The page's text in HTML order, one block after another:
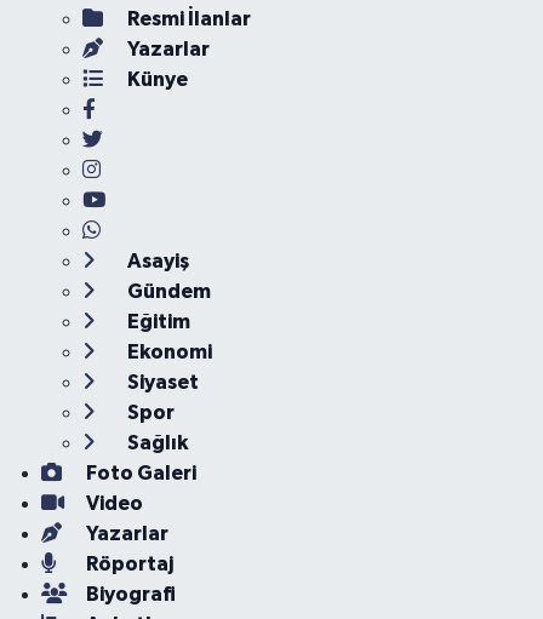
Resmi İlanlar
Yazarlar
Künye
Asayiş
Gündem
Eğitim
Ekonomi
Siyaset
Spor
Sağlık
Foto Galeri
Video
Yazarlar
Röportaj
Biyografi